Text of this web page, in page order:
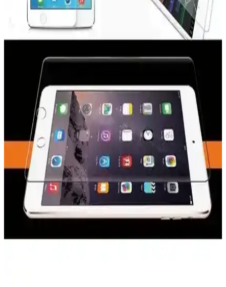
Apple iPad Pro 13 M4 ve M5 modelleri için tasarlanmış 9H Nano
ekran koruyucu, yüksek dayanıklılık ve doğal dokunma hissi sağlar,
kolay uygulama ve üstün koruma sunar.
Z-Mobile Nano Esnek Kırılmaz Ekran Koruyucu:
MacBook Air 13.3 inç için detaylı inceleme ve
kullanıcı deneyimleri
Z-Mobile Nano Esnek Kırılmaz Ekran Koruyucu, MacBook Air
13.3 inç modelleri için yüksek kaliteli, ultra ince ve HD görüntü
kalitesi sunan koruyucu ile ekranınızı çizilmelere ve hafif darbelere
karşı koruyun.
Karartmalı Ekran Koruyucuların Özellikleri ve
Kullanım İpuçları
Günümüzde taşınabilir cihazlar için tercih edilen karartmalı ekran
koruyucular, göz yorgunluğunu azaltırken ekran gizliliği sağlar,
çeşitli modeller ve kullanım avantajlarıyla dikkat çeker.
Kvy Xiaomi Mi 11I Nano Cam Ekran Koruyucu
İncelemesi ve Özellikleri
sağlayan ve kolay uygulanan ekran koruyucu hakkında detaylı bilgi.